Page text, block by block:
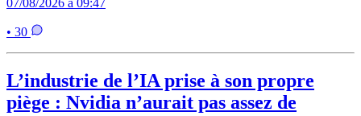
• 30
L’industrie de l’IA prise à son propre
piège : Nvidia n’aurait pas assez de